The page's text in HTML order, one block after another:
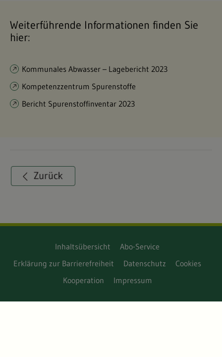
Weiterführende Informationen finden Sie
hier:
Kommunales Abwasser – Lagebericht 2023
Kompetenzzentrum Spurenstoffe
Bericht Spurenstoffinventar 2023
Inhaltsübersicht
Abo-Service
Erklärung zur Barrierefreiheit
Datenschutz
Cookies
Kooperation
Impressum